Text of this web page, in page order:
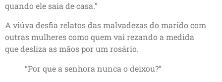
quando ele saia de casa.”
A viúva desfia relatos das malvadezas do marido com
outras mulheres como quem vai rezando a medida
que desliza as mãos por um rosário.
“Por que a senhora nunca o deixou?”